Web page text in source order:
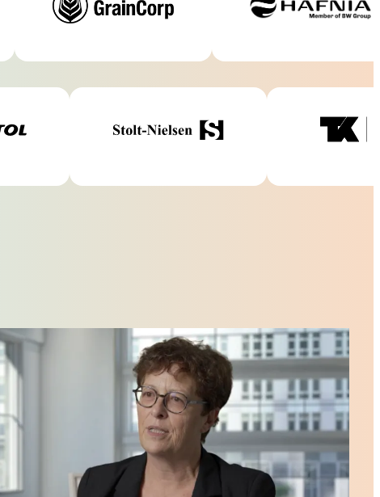
我过
需的